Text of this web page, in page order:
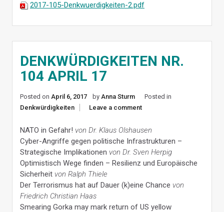
2017-105-Denkwuerdigkeiten-2.pdf
DENKWÜRDIGKEITEN NR.
104 APRIL 17
Posted on April 6, 2017 by Anna Sturm
Posted in
Denkwürdigkeiten
Leave a comment
NATO in Gefahr! von Dr. Klaus Olshausen
Cyber-Angriffe gegen politische Infrastrukturen –
Strategische Implikationen von Dr. Sven Herpig
Optimistisch Wege finden – Resilienz und Europäische
Sicherheitvon Ralph Thiele
Der Terrorismus hat auf Dauer (k)eine Chance von
Friedrich Christian Haas
Smearing Gorka may mark return of US yellow